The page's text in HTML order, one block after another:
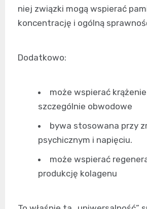
niej związki mogą wspierać
koncentrację i ogólną
Dodatkowo:
może wspierać
szczególnie obwodowe
bywa stosowana przy
psychicznym i napięciu.
może wspierać
produkcję kolagenu